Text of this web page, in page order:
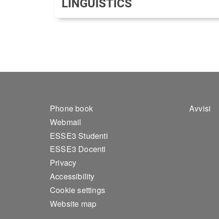
LINGUISTICS
Footer 1
Phone book
Webmail
ESSE3 Studenti
ESSE3 Docenti
Privacy
Accessibility
Cookie settings
Website map
Avvisi